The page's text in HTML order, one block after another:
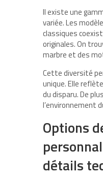
Il existe une
variée. Les
classiques
originales. On
marbre et des
Cette diversité
unique. Elle
du disparu. De
l’environnement
Options
détails